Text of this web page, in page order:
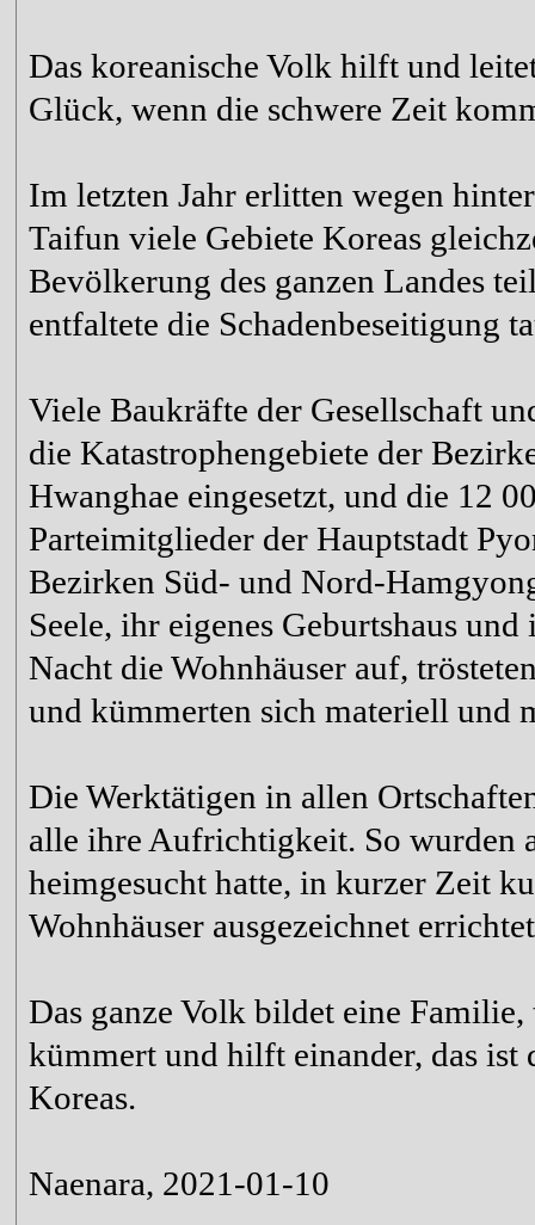
Das koreanische Volk hilft und
Glück, wenn die schwere Zeit
Im letzten Jahr erlitten wegen
Taifun viele Gebiete Koreas
Bevölkerung des ganzen Landes
entfaltete die Schadenbeseitigung
Viele Baukräfte der Gesellschaft
die Katastrophengebiete der
Hwanghae eingesetzt, und die 12
Parteimitglieder der Hauptstadt
Bezirken Süd- und Nord-
Seele, ihr eigenes Geburtshaus
Nacht die Wohnhäuser auf,
und kümmerten sich materiell und
Die Werktätigen in allen
alle ihre Aufrichtigkeit. So wurden
heimgesucht hatte, in kurzer Zeit
Wohnhäuser ausgezeichnet
Das ganze Volk bildet eine
kümmert und hilft einander, das ist
Koreas.
Naenara, 2021-01-10